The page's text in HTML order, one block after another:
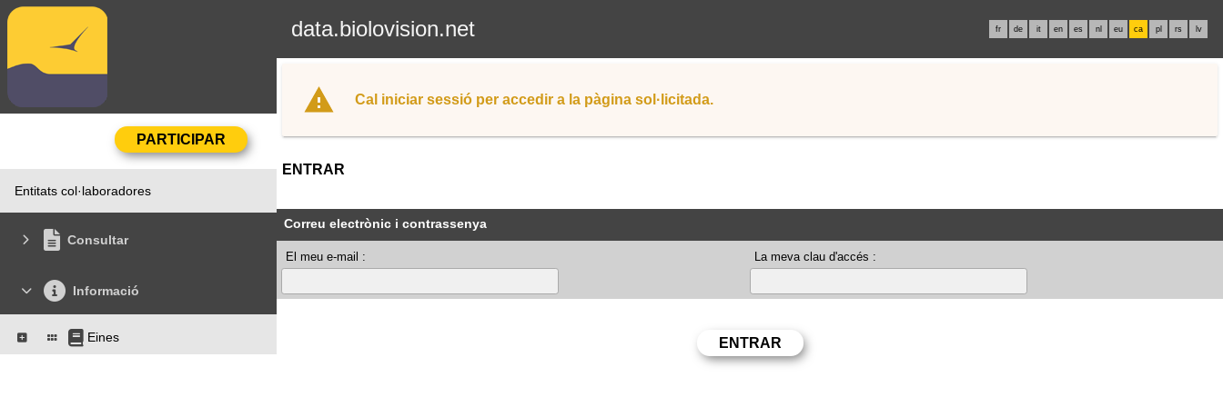
data.biolovision.net fr de it en es nl eu ca pl rs lv
Entitats col·laboradores
Consultar
Informació
Eines
Cal iniciar sessió per accedir a la pàgina sol·licitada.
ENTRAR
Correu electrònic i contrassenya
El meu e-mail : La meva clau d'accés :